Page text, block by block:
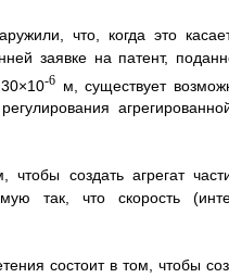
что, когда это
заявке на патент,
-6
м, существует
чтобы создать агрегат
так, что скорость
состоит в том, чтобы